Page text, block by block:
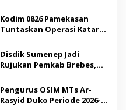
Saudi
Kodim 0826 Pamekasan
Tuntaskan Operasi Katarak
Tindakan Medis
Disdik Sumenep Jadi
Rujukan Pemkab Brebes,
Pendidikan Berbasis
Budaya
Pengurus OSIM MTs Ar-
Rasyid Duko Periode 2026-